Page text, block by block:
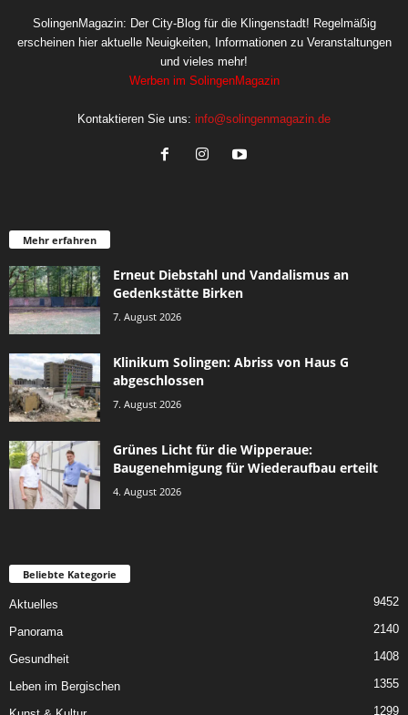
SolingenMagazin: Der City-Blog für die Klingenstadt! Regelmäßig
erscheinen hier aktuelle Neuigkeiten, Informationen zu Veranstaltungen
und vieles mehr!
Werben im SolingenMagazin
Kontaktieren Sie uns: info@solingenmagazin.de
Mehr erfahren
Erneut Diebstahl und Vandalismus an
Gedenkstätte Birken
7. August 2026
Klinikum Solingen: Abriss von Haus G
abgeschlossen
7. August 2026
Grünes Licht für die Wipperaue:
Baugenehmigung für Wiederaufbau erteilt
4. August 2026
Beliebte Kategorie
Aktuelles 9452
Panorama 2140
Gesundheit 1408
Leben im Bergischen 1355
1299